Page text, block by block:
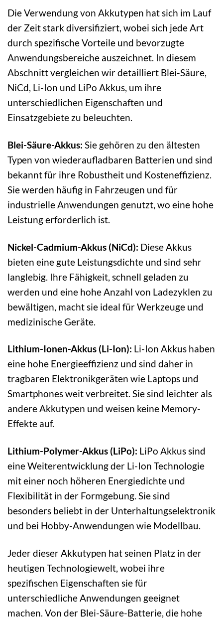
Die Verwendung von Akkutypen hat sich im Lauf
der Zeit stark diversifiziert, wobei sich jede Art
durch spezifische Vorteile und bevorzugte
Anwendungsbereiche auszeichnet. In diesem
Abschnitt vergleichen wir detailliert Blei-Säure,
NiCd, Li-Ion und LiPo Akkus, um ihre
unterschiedlichen Eigenschaften und
Einsatzgebiete zu beleuchten.
Blei-Säure-Akkus: Sie gehören zu den ältesten
Typen von wiederaufladbaren Batterien und sind
bekannt für ihre Robustheit und Kosteneffizienz.
Sie werden häufig in Fahrzeugen und für
industrielle Anwendungen genutzt, wo eine hohe
Leistung erforderlich ist.
Nickel-Cadmium-Akkus (NiCd): Diese Akkus
bieten eine gute Leistungsdichte und sind sehr
langlebig. Ihre Fähigkeit, schnell geladen zu
werden und eine hohe Anzahl von Ladezyklen zu
bewältigen, macht sie ideal für Werkzeuge und
medizinische Geräte.
Lithium-Ionen-Akkus (Li-Ion): Li-Ion Akkus haben
eine hohe Energieeffizienz und sind daher in
tragbaren Elektronikgeräten wie Laptops und
Smartphones weit verbreitet. Sie sind leichter als
andere Akkutypen und weisen keine Memory-
Effekte auf.
Lithium-Polymer-Akkus (LiPo): LiPo Akkus sind
eine Weiterentwicklung der Li-Ion Technologie
mit einer noch höheren Energiedichte und
Flexibilität in der Formgebung. Sie sind
besonders beliebt in der Unterhaltungselektronik
und bei Hobby-Anwendungen wie Modellbau.
Jeder dieser Akkutypen hat seinen Platz in der
heutigen Technologiewelt, wobei ihre
spezifischen Eigenschaften sie für
unterschiedliche Anwendungen geeignet
machen. Von der Blei-Säure-Batterie, die hohe